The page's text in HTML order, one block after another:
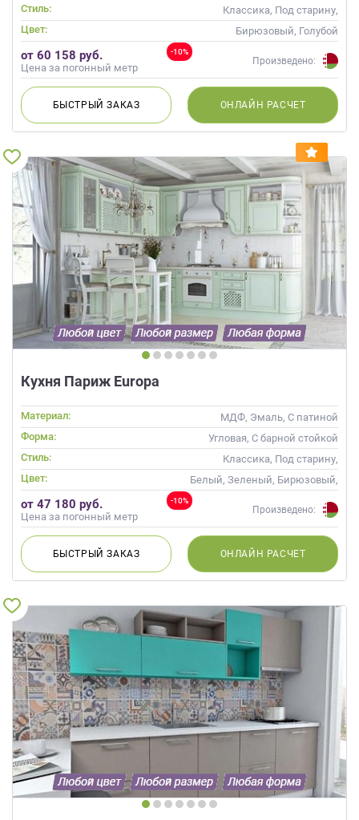
Стиль:
Классика, Под старину,
Прованс
Цвет: Бирюзовый, Голубой
-10%
от 60 158 руб.
Цена за погонный метр
Произведено:
БЫСТРЫЙЗАКАЗ ОНЛАЙН РАСЧЕТ
Кухня Париж Europa
Материал:
МДФ, Эмаль, С патиной
Форма:
Угловая, С барной стойкой
Стиль:
Классика, Под старину,
Прованс
Цвет:
Белый, Зеленый, Бирюзовый,
Оливковый, Салатовый,
Мятный
-10%
от 47 180 руб.
Цена за погонный метр
Произведено:
БЫСТРЫЙЗАКАЗ ОНЛАЙН РАСЧЕТ